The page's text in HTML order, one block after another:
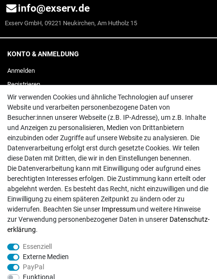
info@exserv.de
Exserv GmbH, 09221 Neukirchen, Am Hutholz 15
KONTO & ANMELDUNG
Anmelden
Registrieren
EINKAUFEN
Merkliste
Warenkorb/Kasse
RECHTLICHES
Widerrufs­recht
Daten­schutz­erklärung
AGB
Impressum
Vertrag widerrufen
Wir verwenden Cookies und ähnliche Technologien auf unserer
Website und verarbeiten personenbezogene Daten von
Besucher:innen unserer Webseite (z.B. IP-Adresse), um z.B. Inhalte
und Anzeigen zu personalisieren, Medien von Drittanbietern
einzubinden oder Zugriffe auf unsere Website zu analysieren. Die
Datenverarbeitung erfolgt erst durch gesetzte Cookies. Wir teilen
diese Daten mit Dritten, die wir in den Einstellungen benennen.
Die Datenverarbeitung kann mit Einwilligung oder aufgrund eines
berechtigten Interesses erfolgen. Die Zustimmung kann erteilt oder
abgelehnt werden. Es besteht das Recht, nicht einzuwilligen und die
Einwilligung zu einem späteren Zeitpunkt zu ändern oder zu
widerrufen. Beachten Sie unser Impressum und weitere Hinweise
zur Verwendung personenbezogener Daten in unserer Daten­schutz­
erklärung.
Essenziell
Externe Medien
PayPal
Funktional